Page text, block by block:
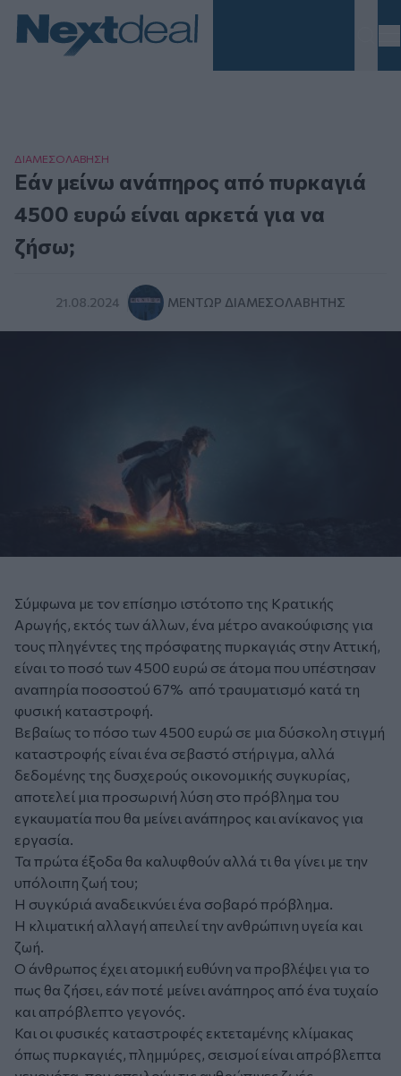
ΔΙΑΜΕΣΟΛAΒΗΣΗ
Εάν μείνω ανάπηρος από πυρκαγιά
4500 ευρώ είναι αρκετά για να
ζήσω;
21.08.2024 ΜΈΝΤΩΡ ΔΙΑΜΕΣΟΛΑΒΗΤΉΣ
Σύμφωνα με τον επίσημο ιστότοπο της Κρατικής
Αρωγής, εκτός των άλλων, ένα μέτρο ανακούφισης για
τους πληγέντες της πρόσφατης πυρκαγιάς στην Αττική,
είναι το ποσό των 4500 ευρώ σε άτομα που υπέστησαν
αναπηρία ποσοστού 67% από τραυματισμό κατά τη
φυσική καταστροφή.
Βεβαίως το πόσο των 4500 ευρώ σε μια δύσκολη στιγμή
καταστροφής είναι ένα σεβαστό στήριγμα, αλλά
δεδομένης της δυσχερούς οικονομικής συγκυρίας,
αποτελεί μια προσωρινή λύση στο πρόβλημα του
εγκαυματία που θα μείνει ανάπηρος και ανίκανος για
εργασία.
Τα πρώτα έξοδα θα καλυφθούν αλλά τι θα γίνει με την
υπόλοιπη ζωή του;
Η συγκύριά αναδεικνύει ένα σοβαρό πρόβλημα.
Η κλιματική αλλαγή απειλεί την ανθρώπινη υγεία και
ζωή.
Ο άνθρωπος έχει ατομική ευθύνη να προβλέψει για το
πως θα ζήσει, εάν ποτέ μείνει ανάπηρος από ένα τυχαίο
και απρόβλεπτο γεγονός.
Και οι φυσικές καταστροφές εκτεταμένης κλίμακας
όπως πυρκαγιές, πλημμύρες, σεισμοί είναι απρόβλεπτα